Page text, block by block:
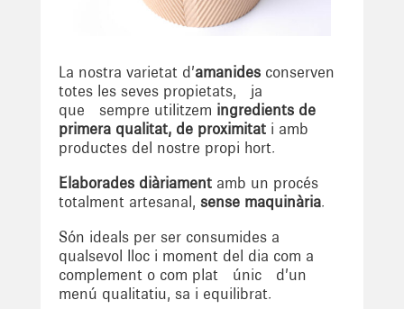
La nostra varietat d’amanidesconserven
totes les seves propietats, ja
que sempre utilitzem ingredients de
primera qualitat, de proximitati amb
productes del nostre propi hort.
Elaborades diàriamentamb un procés
totalment artesanal, sense maquinària.
Són ideals per ser consumides a
qualsevol lloc i moment del dia com a
complement o com plat únic d’un
menú qualitatiu, sa i equilibrat.